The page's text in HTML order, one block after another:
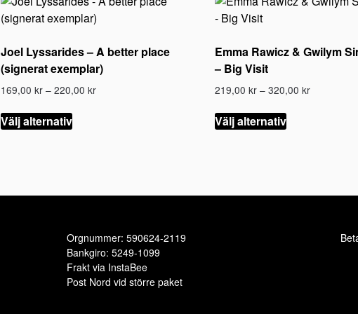
Joel Lyssarides – A better place
(signerat exemplar)
169,00kr – 220,00krPrisintervall:
Välj alternativ
Den
här
varianter.
alternativen
kan
väljas
Emma Rawicz & Gwilym
– Big Visit
219,00kr – 320,00krPrisintervall:
Välj alternativ
Den
här
varianter.
alternativen
Orgnummer: 590624-2119
Bankgiro: 5249-1099
Frakt via InstaBee
Post Nord vid större paket
Bet